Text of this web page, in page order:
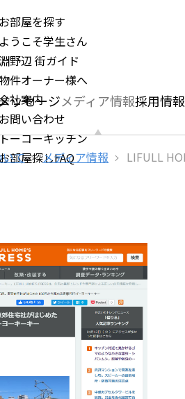
お部屋を探す
ようこそ学生さん
野辺 街ガイド
物件オーナー様へ
会社案内
お問い合わせ
ーコーキッチン
部屋探しFAQ
ッセージメディア情報採用情報
て メディア情報 LIFULL